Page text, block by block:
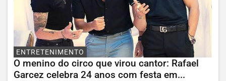
ENTRETENIMENTO
O menino do circo que virou cantor: Rafael
Garcez celebra 24 anos com festa em...